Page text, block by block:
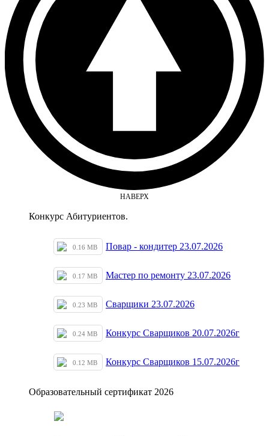
НАВЕРХ
Конкурс Абитуриентов.
0.16 MB Повар - кондитер 23.07.2026
0.17 MB Мастер по ремонту 23.07.2026
0.23 MB Сварщики 23.07.2026
0.24 MB Конкурс Сварщиков 20.07.2026г
0.12 MB Конкурс Сварщиков 15.07.2026г
Образовательный сертификат 2026